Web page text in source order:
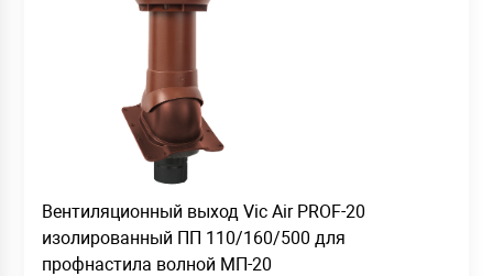
Вентиляционный выход Vic Air PROF-20
изолированный ПП 110/160/500 для
профнастила волной МП-20